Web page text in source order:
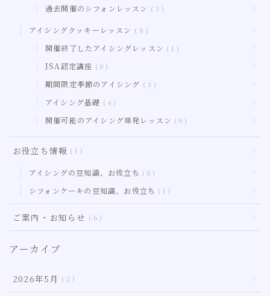
過去開催のシフォンレッスン 3
アイシングクッキーレッスン 8
開催終了したアイシングレッスン 1
JSA認定講座 0
期間限定季節のアイシング 3
アイシング基礎 4
開催可能のアイシング単発レッスン 0
お役立ち情報 1
アイシングの豆知識、お役立ち 0
シフォンケーキの豆知識、お役立ち 1
ご案内・お知らせ 6
アーカイブ
2026年5月 2